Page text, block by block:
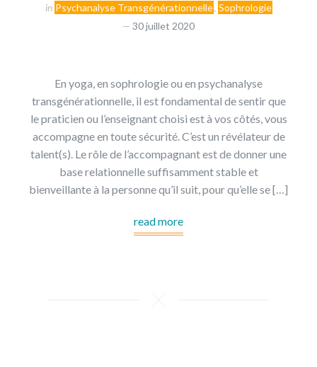
in Psychanalyse Transgénérationnelle, Sophrologie
30 juillet 2020
En yoga, en sophrologie ou en psychanalyse
transgénérationnelle, il est fondamental de sentir que
le praticien ou l’enseignant choisi est à vos côtés, vous
accompagne en toute sécurité. C’est un révélateur de
talent(s). Le rôle de l’accompagnant est de donner une
base relationnelle suffisamment stable et
bienveillante à la personne qu’il suit, pour qu’elle se […]
read more